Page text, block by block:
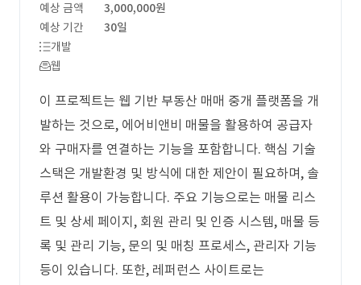
예상 금액
3,000,000원
예상 기간
30일
개발
웹
이 프로젝트는 웹 기반 부동산 매매 중개 플랫폼을 개
발하는 것으로, 에어비앤비 매물을 활용하여 공급자
와 구매자를 연결하는 기능을 포함합니다. 핵심 기술
스택은 개발환경 및 방식에 대한 제안이 필요하며, 솔
루션 활용이 가능합니다. 주요 기능으로는 매물 리스
트 및 상세 페이지, 회원 관리 및 인증 시스템, 매물 등
록 및 관리 기능, 문의 및 매칭 프로세스, 관리자 기능
등이 있습니다. 또한, 레퍼런스 사이트로는